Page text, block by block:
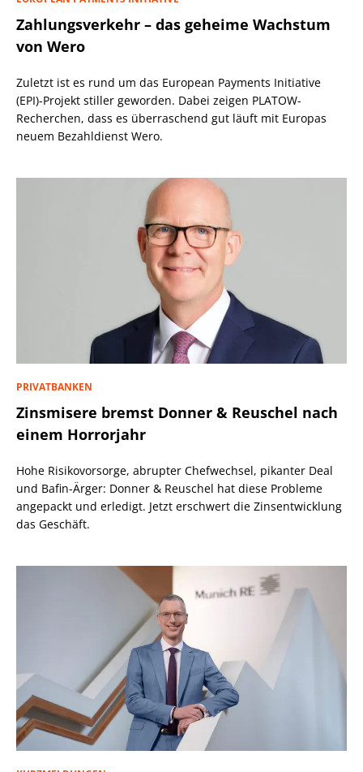
Zahlungsverkehr – das geheime Wachstum
von Wero
Zuletzt ist es rund um das European Payments Initiative
(EPI)-Projekt stiller geworden. Dabei zeigen PLATOW-
Recherchen, dass es überraschend gut läuft mit Europas
neuem Bezahldienst Wero.
PRIVATBANKEN
Zinsmisere bremst Donner & Reuschel nach
einem Horrorjahr
Hohe Risikovorsorge, abrupter Chefwechsel, pikanter Deal
und Bafin-Ärger: Donner & Reuschel hat diese Probleme
angepackt und erledigt. Jetzt erschwert die Zinsentwicklung
das Geschäft.